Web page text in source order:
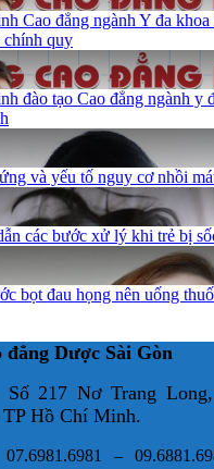
Cao đẳng ngành Y đa
quy
đào tạo Cao đẳng ngành y
và yếu tố nguy cơ nhồi
các bước xử lý khi trẻ bị
bọt đau họng nên uống
Dược Sài Gòn
217 Nơ Trang Long,
Hồ Chí Minh.
–